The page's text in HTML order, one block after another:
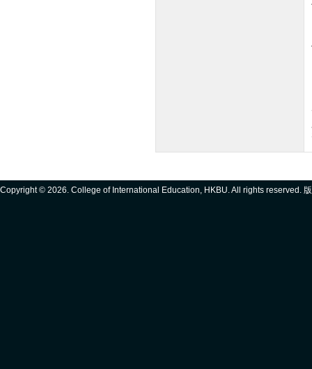
Copyright © 2026. College of International Education, HKBU. All rights reserved.